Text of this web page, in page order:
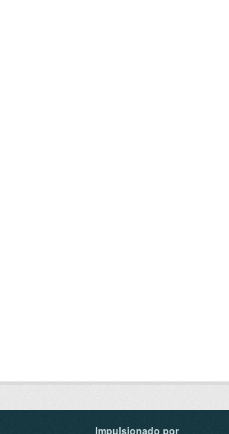
Impulsionado por